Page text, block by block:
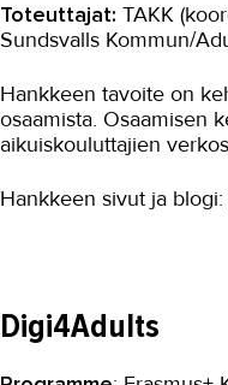
Toteuttajat: TAKK
Sundsvalls Kommun/
Hankkeen tavoite on
osaamista. Osaamisen
aikuiskouluttajien
Hankkeen sivut ja blogi:
Digi4Adults